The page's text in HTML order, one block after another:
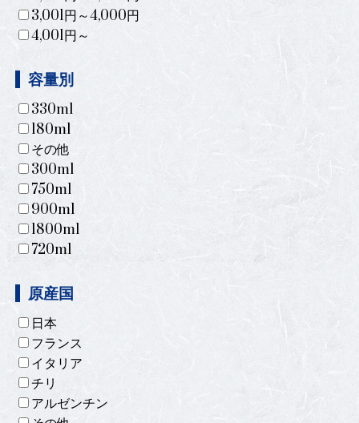
3,001円～4,000円
4,001円～
容量別
330ml
180ml
その他
300ml
750ml
900ml
1800ml
720ml
原産国
日本
フランス
イタリア
チリ
アルゼンチン